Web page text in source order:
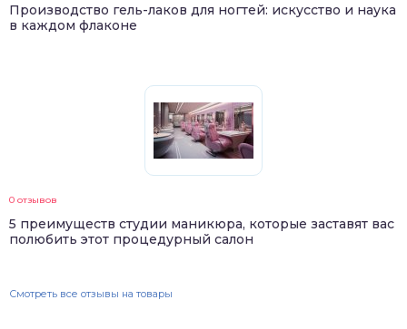
Производство гель-лаков для ногтей: искусство и наука
в каждом флаконе
0 отзывов
5 преимуществ студии маникюра, которые заставят вас
полюбить этот процедурный салон
Смотреть все отзывы на товары